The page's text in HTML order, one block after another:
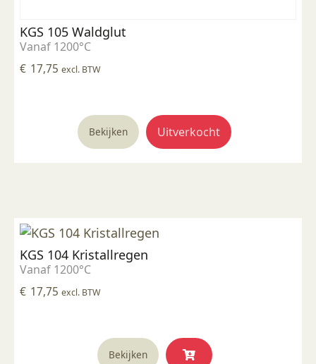
KGS 105 Waldglut
Vanaf 1200°C
€ 17,75 excl. BTW
Bekijken Uitverkocht
KGS 104 Kristallregen
Vanaf 1200°C
€ 17,75 excl. BTW
Bekijken